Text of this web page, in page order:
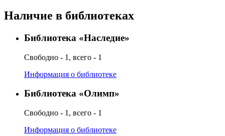
Наличие в библиотеках
Библиотека «Наследие»
Свободно - 1, всего - 1
Информация о библиотеке
Библиотека «Олимп»
Свободно - 1, всего - 1
Информация о библиотеке